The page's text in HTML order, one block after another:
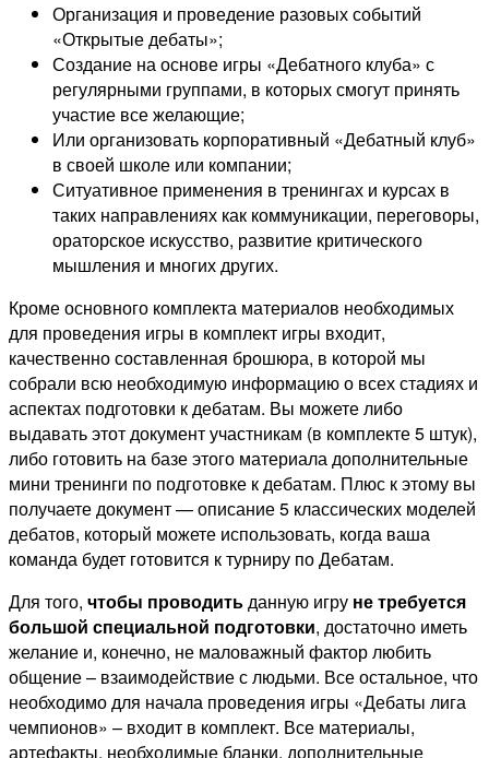
Организация и проведение разовых событий
«Открытые дебаты»;
Создание на основе игры «Дебатного клуба» с
регулярными группами, в которых смогут принять
участие все желающие;
Или организовать корпоративный «Дебатный клуб»
в своей школе или компании;
Ситуативное применения в тренингах и курсах в
таких направлениях как коммуникации, переговоры,
ораторское искусство, развитие критического
мышления и многих других.
Кроме основного комплекта материалов необходимых
для проведения игры в комплект игры входит,
качественно составленная брошюра, в которой мы
собрали всю необходимую информацию о всех стадиях и
аспектах подготовки к дебатам. Вы можете либо
выдавать этот документ участникам (в комплекте 5 штук),
либо готовить на базе этого материала дополнительные
мини тренинги по подготовке к дебатам. Плюс к этому вы
получаете документ — описание 5 классических моделей
дебатов, который можете использовать, когда ваша
команда будет готовится к турниру по Дебатам.
Для того, чтобы проводитьданную игру не требуется
большой специальной подготовки, достаточно иметь
желание и, конечно, не маловажный фактор любить
общение – взаимодействие с людьми. Все остальное, что
необходимо для начала проведения игры «Дебаты лига
чемпионов» – входит в комплект. Все материалы,
артефакты, необходимые бланки, дополнительные